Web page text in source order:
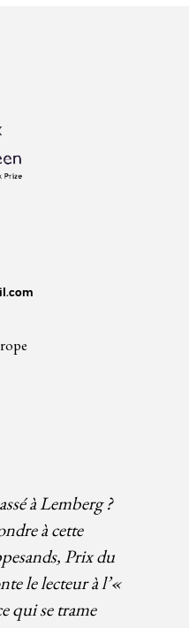
à Lemberg ?
à cette
, Prix du
le lecteur à l’«
qui se trame